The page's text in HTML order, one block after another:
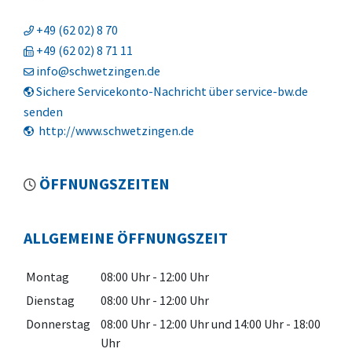
+49 (6202) 8 70
+49 (6202) 8 71 11
info@schwetzingen.de
Sichere Servicekonto-Nachricht über service-bw.de
senden
http://www.schwetzingen.de
ÖFFNUNGSZEITEN
ALLGEMEINE ÖFFNUNGSZEIT
Montag 08:00 Uhr - 12:00 Uhr
Dienstag
08:00 Uhr - 12:00 Uhr
Donnerstag
08:00 Uhr - 12:00 Uhrund 14:00 Uhr - 18:00
Uhr